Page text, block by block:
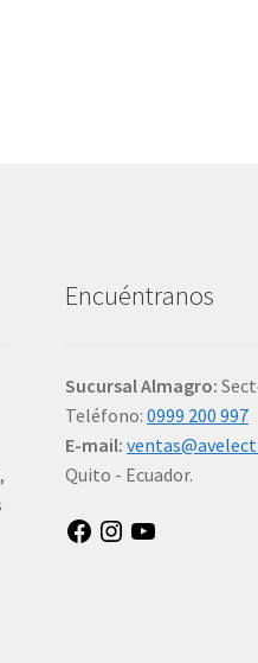
Encuéntranos
Sucursal Almagro:
Teléfono:0999 200 997
E-mail:
Quito - Ecuador.
FacebookInstagram